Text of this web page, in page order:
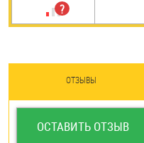
ОТЗЫВЫ
ОСТАВИТЬ ОТЗЫВ